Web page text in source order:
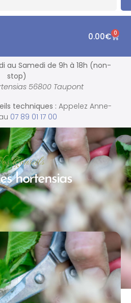
0.00€ 0
au Samedi de 9h à 18h (non-
stop)
56800 Taupont
techniques : Appelez Anne-
07 89 01 17 00
Conseils
hortensias